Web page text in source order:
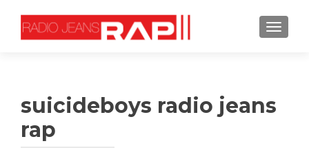
suicideboys radio jeans
rap